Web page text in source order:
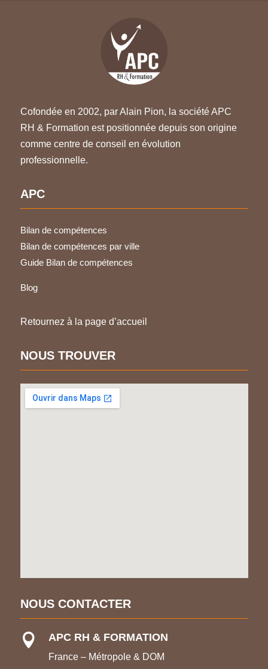
Cofondée en 2002, par Alain Pion, la société APC
RH & Formation est positionnée depuis son origine
comme centre de conseil en évolution
professionnelle.
APC
Bilan de compétences
Bilan de compétences par ville
Guide Bilan de compétences
Blog
Retournez à la page d’accueil
NOUS TROUVER
NOUS CONTACTER
 APC RH & FORMATION
France – Métropole & DOM